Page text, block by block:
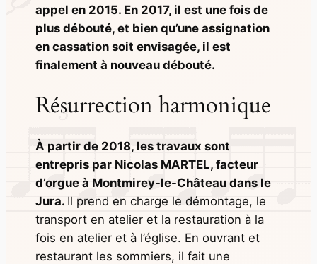
appel en 2015. En 2017, il est une fois de
plus débouté, et bien qu’une assignation
en cassation soit envisagée, il est
finalement à nouveau débouté.
Résurrection harmonique
À partir de 2018, les travaux sont
entrepris par Nicolas MARTEL, facteur
d’orgue à Montmirey-le-Château dans le
Jura. Il prend en charge le démontage, le
transport en atelier et la restauration à la
fois en atelier et à l’église. En ouvrant et
restaurant les sommiers, il fait une